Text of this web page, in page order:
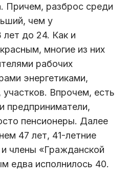
Причем, разброс среди
чем у
лет до 24. Как и
многие из них
рабочих
энергетиками,
участков. Впрочем, есть
предприниматели,
пенсионеры. Далее
47 лет, 41-летние
члены «Гражданской
едва исполнилось 40.